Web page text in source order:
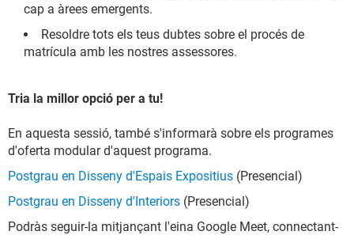
cap a àrees emergents.
Resoldre tots els teus dubtes sobre el procés de
matrícula amb les nostres assessores.
Tria la millor opció per a tu!
En aquesta sessió, també s'informarà sobre els programes
d'oferta modular d'aquest programa.
Postgrau en Disseny d'Espais Expositius (Presencial)
Postgrau en Disseny d'Interiors (Presencial)
Podràs seguir-la mitjançant l'eina Google Meet, connectant-